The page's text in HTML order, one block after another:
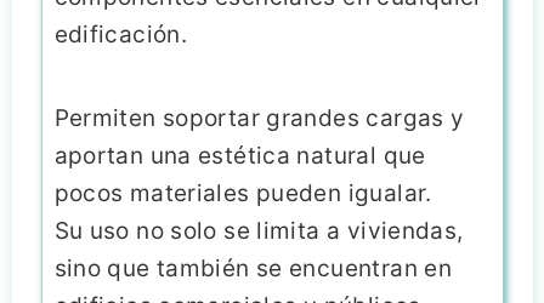
edificación.
Permiten soportar grandes cargas y
aportan una estética natural que
pocos materiales pueden igualar.
Su uso no solo se limita a viviendas,
sino que también se encuentran en